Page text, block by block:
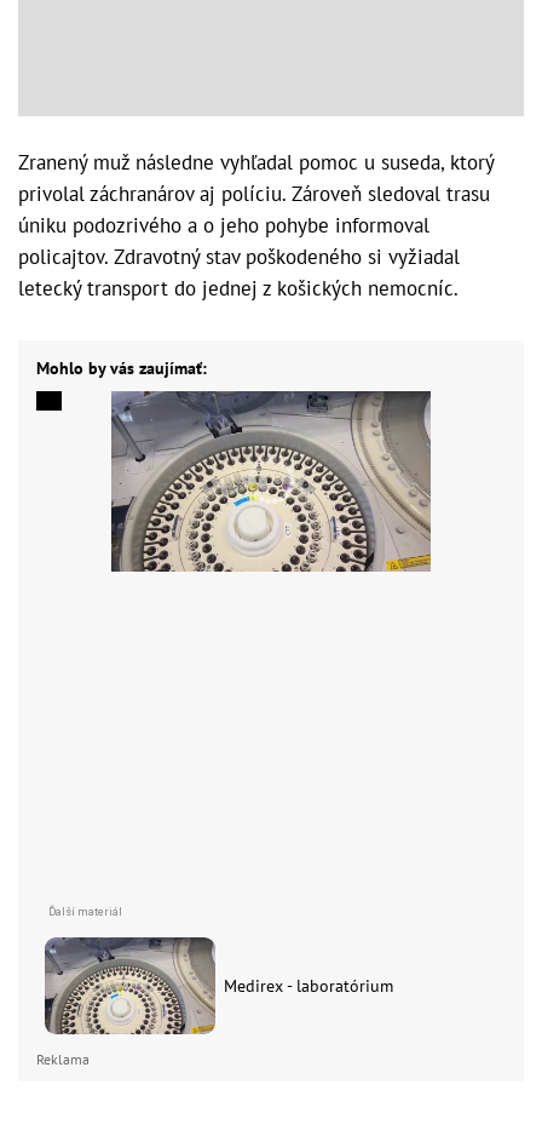
Zranený muž následne vyhľadal pomoc u suseda, ktorý
privolal záchranárov aj políciu. Zároveň sledoval trasu
úniku podozrivého a o jeho pohybe informoval
policajtov. Zdravotný stav poškodeného si vyžiadal
letecký transport do jednej z košických nemocníc.
Mohlo by vás zaujímať:
Medirex - laboratórium
Reklama